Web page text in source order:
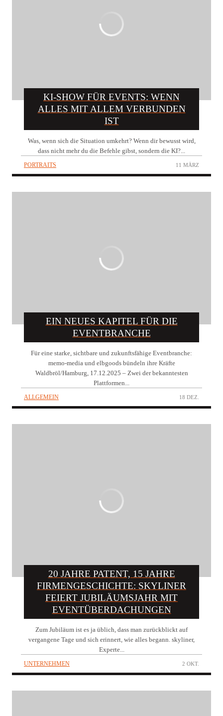
KI-SHOW FÜR EVENTS: WENN
ALLES MIT ALLEM VERBUNDEN
IST
Was, wenn sich die Situation umkehrt? Wenn dir bewusst wird,
dass nicht mehr du die Befehle gibst, sondern die KI?...
PORTRAITS 11 MÄRZ
EIN NEUES KAPITEL FÜR DIE
EVENTBRANCHE
Für eine starke, sichtbare und zukunftsfähige Eventbranche:
memo-media und elbgoods bündeln ihre Kräfte
Waldbröl/Hamburg, 17.12.2025 – Zwei der bekanntesten
Plattformen...
ALLGEMEIN 18 DEZ.
20 JAHRE PATENT, 15 JAHRE
FIRMENGESCHICHTE: SKYLINER
FEIERT JUBILÄUMSJAHR MIT
EVENTÜBERDACHUNGEN
Zum Jubiläum ist es ja üblich, dass man zurückblickt auf
vergangene Tage und sich erinnert, wie alles begann. skyliner,
Experte...
UNTERNEHMEN 2 OKT.